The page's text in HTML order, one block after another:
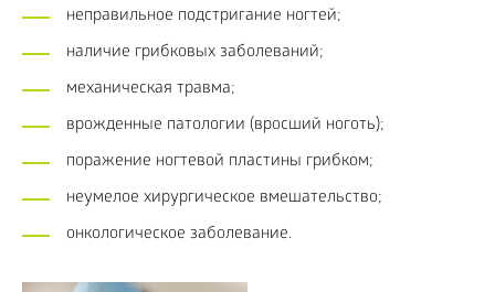
неправильное подстригание ногтей;
наличие грибковых заболеваний;
механическая травма;
врожденные патологии (вросший ноготь);
поражение ногтевой пластины грибком;
неумелое хирургическое вмешательство;
онкологическое заболевание.